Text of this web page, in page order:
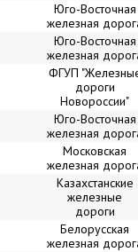
Юго-Восточная
железная
Юго-Восточная
железная
ФГУП
дороги
Новороссии"
Юго-Восточная
железная
Московская
железная
Казахстанские
железные
дороги
Белорусская
железная